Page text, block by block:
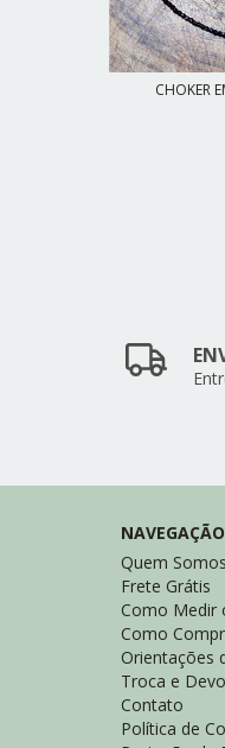
CHOKER
NAVEGAÇÃO
Quem Somos
Frete Grátis
Como Medir
Como
Orientações
Troca e
Contato
Política de